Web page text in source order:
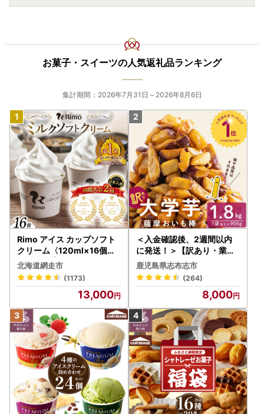
合、当市からお送りするメールにおいて、システム上一部の
【ふるさと納税の対象となる地方団体の指定について】
西海市は令和7年9月26日付総務大臣通知「ふるさと納税の
対象となる地方団体の指定について（通知）」にて、地方税
法（昭和25年法律第226号）第37条の2第2項及び第314条の
7第2項の規定に基づき、ふるさと納税の対象となる地方団体
として指定されました。
指定対象期間は、令和7年10月1日から令和8年9月30日まで
です。
◆ワンストップ特例について（総務省）
http://www.soumu.go.jp/main_sosiki/jichi_zeisei/czais
ei/czaisei_seido/furusato/topics/20150401.html#block
02
＜ワンストップ特例申請書郵送先＞
-------------------------------------------------------
〒857-2392
長崎県西海市大瀬戸町瀬戸樫浦郷2222番地
西海市 商工観光課 宛
-------------------------------------------------------
―――――――――――――――――――――――――――
――――
■西海市ふるさと納税サポート室
TEL：050-8885-0487
受付時間：9:00～17:30
(土曜日・日曜日・祝日及び12月29日〜1月3日を除く)
※年末年始のお問合せにつきましては、1月4日より順次対応
お菓子・スイーツの人気返礼品ランキング
集計期間：2026年7月31日～2026年8月6日
Rimo アイス カップソフト
クリーム〈120ml×16個〉
ABA002 | アイス
北海道網走市
(1173)
13,000
＜入金確認後、2週間以内
に発送！＞【訳あり・業務
用】薩摩おいも棒セット 計
1.8kg(900g×2袋) p8-142
-2w
鹿児島県志布志市
(264)
8,000